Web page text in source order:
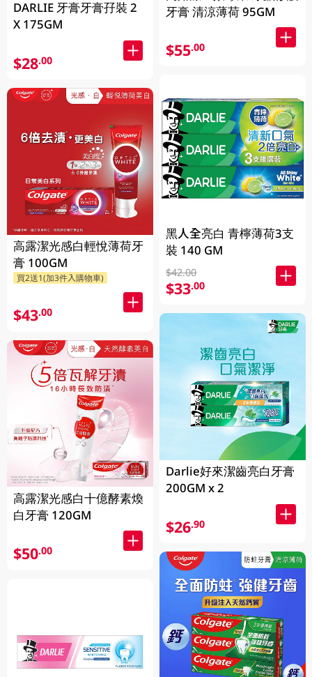
DARLIE 牙膏牙膏孖裝 2
X 175GM
$28.00
高露潔光感白輕悅薄荷牙
膏 100GM
買2送1(加3件入購物車)
$43.00
高露潔光感白十億酵素煥
白牙膏 120GM
$50.00
牙膏 清涼薄荷 95GM
$55.00
黑人全亮白 青檸薄荷3支
裝 140 GM
$42.00
$33.00
Darlie好來潔齒亮白牙膏
200GM x 2
$26.90